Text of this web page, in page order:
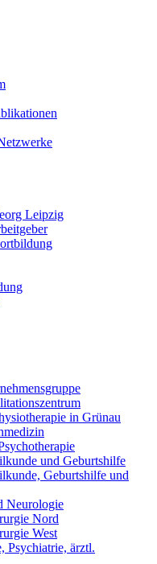
Leipzig
in Grünau
und Geburtshilfe
Geburtshilfe und
Neurologie
Nord
West
Psychiatrie, ärztl.